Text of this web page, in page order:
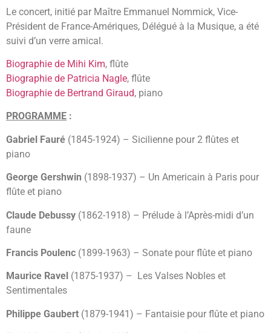
Le concert, initié par Maître Emmanuel Nommick, Vice-
Président de France-Amériques, Délégué à la Musique, a été
suivi d’un verre amical.
Biographie de Mihi Kim, flûte
Biographie de Patricia Nagle, flûte
Biographie de Bertrand Giraud, piano
PROGRAMME :
Gabriel Fauré (1845-1924) – Sicilienne pour 2 flûtes et
piano
George Gershwin (1898-1937) – Un Americain à Paris pour
flûte et piano
Claude Debussy (1862-1918) – Prélude à l’Après-midi d’un
faune
Francis Poulenc (1899-1963) – Sonate pour flûte et piano
Maurice Ravel (1875-1937) – Les Valses Nobles et
Sentimentales
Philippe Gaubert (1879-1941) – Fantaisie pour flûte et piano